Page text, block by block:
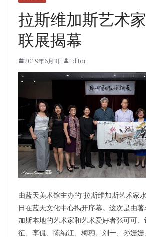
拉斯维加斯艺术
联展揭幕
2019年6月3日 Editor
由蓝天美术馆主办的”拉斯维加斯艺术家
日在蓝天文化中心揭开序幕。这次是由
加斯本地的艺术家和艺术爱好者张可可
征、李侃、陈绢江、梅穗、刘一、孙姗姗